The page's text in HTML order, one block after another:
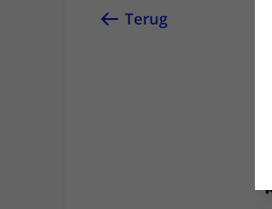
Terug